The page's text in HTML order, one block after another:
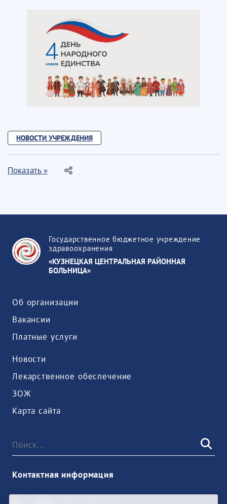
НОВОСТИ УЧРЕЖДЕНИЯ
Показать »
Государственное бюджетное учреждение
здравоохранения
«КУЗНЕЦКАЯ ЦЕНТРАЛЬНАЯ РАЙОННАЯ
БОЛЬНИЦА»
Об организации
Вакансии
Платные услуги
Новости
Лекарственное обеспечение
ЗОЖ
Карта сайта
Контактная информация